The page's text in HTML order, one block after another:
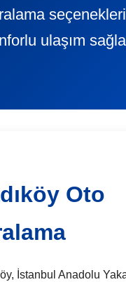
ulaşım
Oto
İstanbul Anadolu